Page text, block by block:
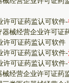
许可证药监认可软件-
器械经营企业许可证
许可证药监认可软件
许可证药监认可软件-
许可证药监认可软件-
械经营企业许可证药